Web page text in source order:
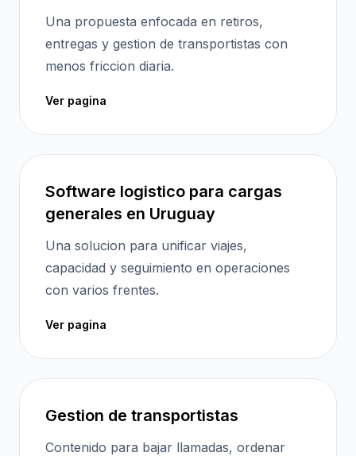
Una propuesta enfocada en retiros,
entregas y gestion de transportistas con
menos friccion diaria.
Ver pagina
Software logistico para cargas
generales en Uruguay
Una solucion para unificar viajes,
capacidad y seguimiento en operaciones
con varios frentes.
Ver pagina
Gestion de transportistas
Contenido para bajar llamadas, ordenar